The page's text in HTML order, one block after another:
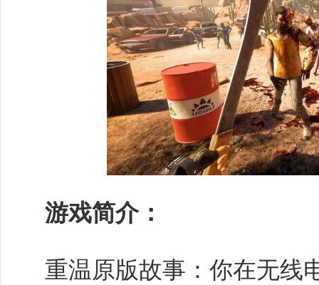
游戏简介：
重温原版故事：你在无线